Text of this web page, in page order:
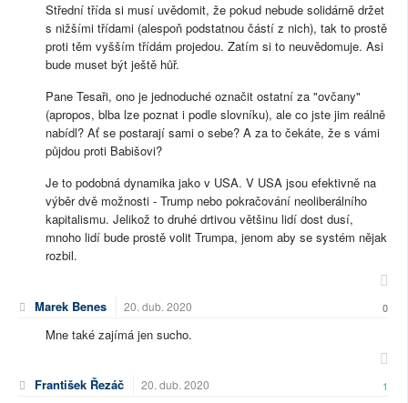
Střední třída si musí uvědomit, že pokud nebude solidárně držet
s nižšími třídami (alespoň podstatnou částí z nich), tak to prostě
proti těm vyšším třídám projedou. Zatím si to neuvědomuje. Asi
bude muset být ještě hůř.
Pane Tesaři, ono je jednoduché označit ostatní za "ovčany"
(apropos, blba lze poznat i podle slovníku), ale co jste jim reálně
nabídl? Ať se postarají sami o sebe? A za to čekáte, že s vámi
půjdou proti Babišovi?
Je to podobná dynamika jako v USA. V USA jsou efektivně na
výběr dvě možnosti - Trump nebo pokračování neoliberálního
kapitalismu. Jelikož to druhé drtivou většinu lidí dost dusí,
mnoho lidí bude prostě volit Trumpa, jenom aby se systém nějak
rozbil.
Marek Benes 20. dub. 2020 0
Mne také zajímá jen sucho.
František Řezáč 20. dub. 2020 1